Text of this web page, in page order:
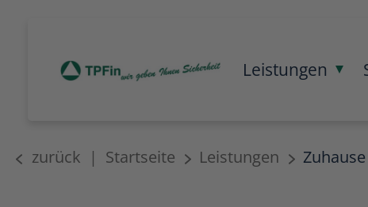
Leistungen
zurück | Startseite Leistungen